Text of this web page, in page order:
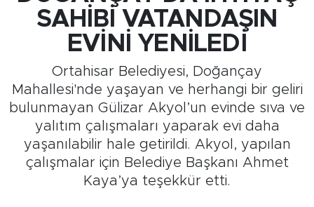
SAHİBİ VATANDAŞIN
EVİNİ YENİLEDİ
Ortahisar Belediyesi, Doğançay
Mahallesi'nde yaşayan ve herhangi bir geliri
bulunmayan Gülizar Akyol’un evinde sıva ve
yalıtım çalışmaları yaparak evi daha
yaşanılabilir hale getirildi. Akyol, yapılan
çalışmalar için Belediye Başkanı Ahmet
Kaya’ya teşekkür etti.
Medya
Siyaset
Teknoloji
GURBETTEN SILAYA